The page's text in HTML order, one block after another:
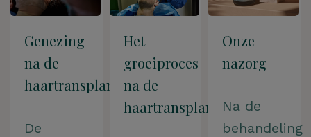
Genezing
na de
haartransplantatie
De
Het
groeiproces
na de
haartransplantatie
Onze
nazorg
Na de
behandeling